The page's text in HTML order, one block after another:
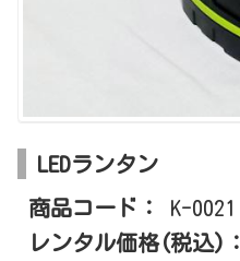
LEDランタン
商品コード：
K-0021
レンタル価格(税込)：